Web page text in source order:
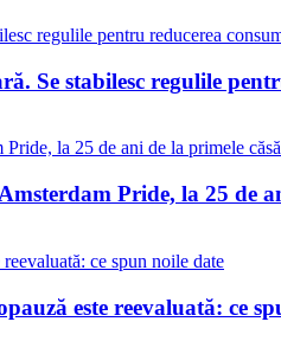
Se stabilesc regulile
Pride, la 25 de
este reevaluată: ce